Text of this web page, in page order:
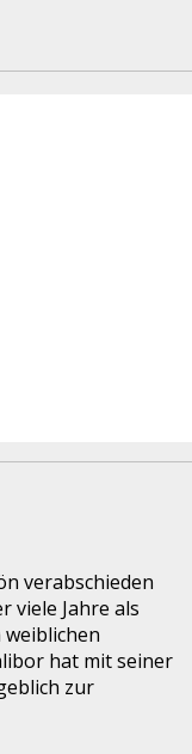
verabschieden
viele Jahre als
hat mit seiner
zur